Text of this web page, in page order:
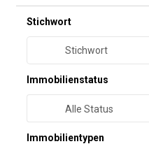
Stichwort
Immobilienstatus
Alle Status
Immobilientypen